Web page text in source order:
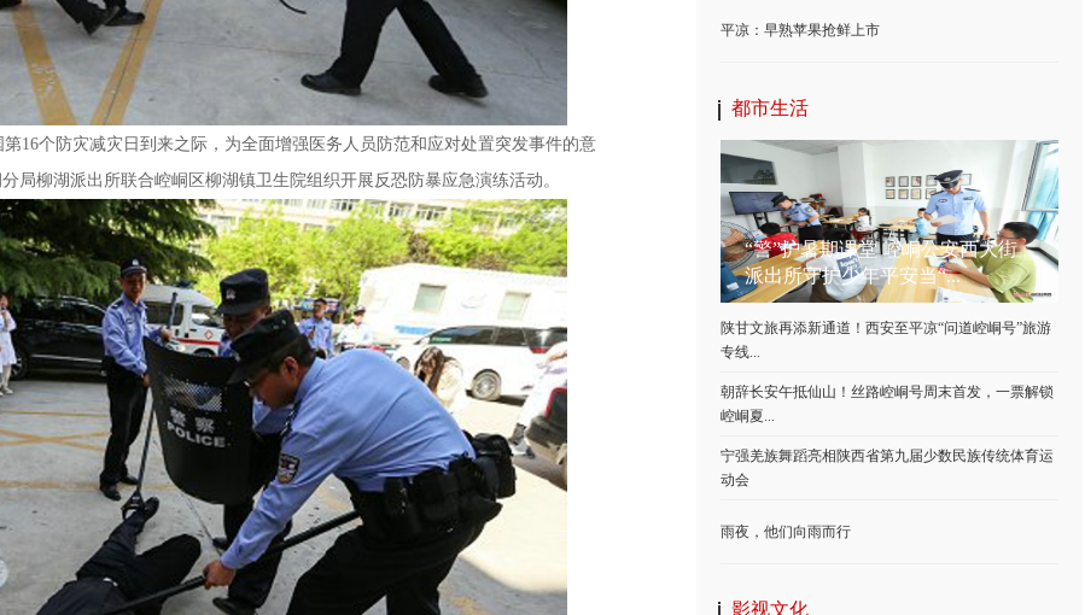
第16个防灾减灾日到来之际，为全面增强医务人员防范和应对处置突发事件的意
局柳湖派出所联合崆峒区柳湖镇卫生院组织开展反恐防暴应急演练活动。
平凉：早熟苹果抢鲜上市
都市生活
“警”护暑期课堂 崆峒公安西大街
派出所守护少年平安当“...
陕甘文旅再添新通道！西安至平凉“问道崆峒号”旅游
专线...
朝辞长安午抵仙山！丝路崆峒号周末首发，一票解锁
崆峒夏...
宁强羌族舞蹈亮相陕西省第九届少数民族传统体育运
动会
雨夜，他们向雨而行
影视文化